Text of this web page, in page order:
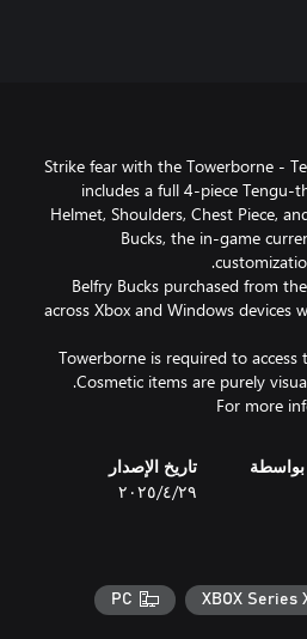
Strike fear with the Towerborne -
includes a full 4-piece
Helmet, Shoulders, Chest Piece,
Bucks, the in-game
Belfry Bucks purchased from
across Xbox and Windows devices
Towerborne is required to
For more
تاريخ الإصدار
٢٩‏/٤‏/٢٠٢٥
XBOX Series
PC